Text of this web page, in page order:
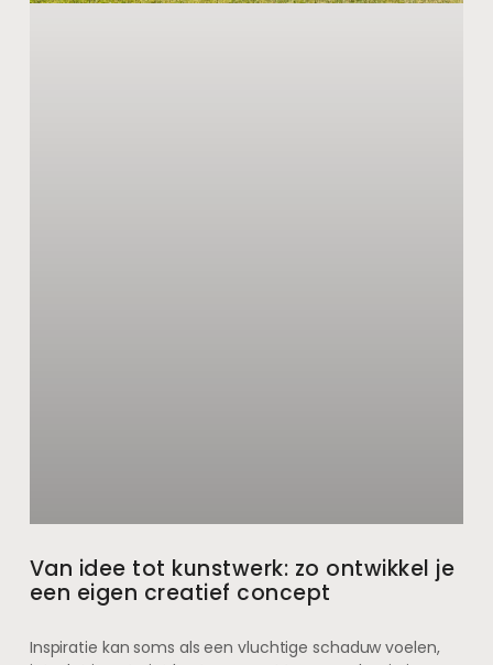
Van idee tot kunstwerk: zo ontwikkel je
een eigen creatief concept
Inspiratie kan soms als een vluchtige schaduw voelen,